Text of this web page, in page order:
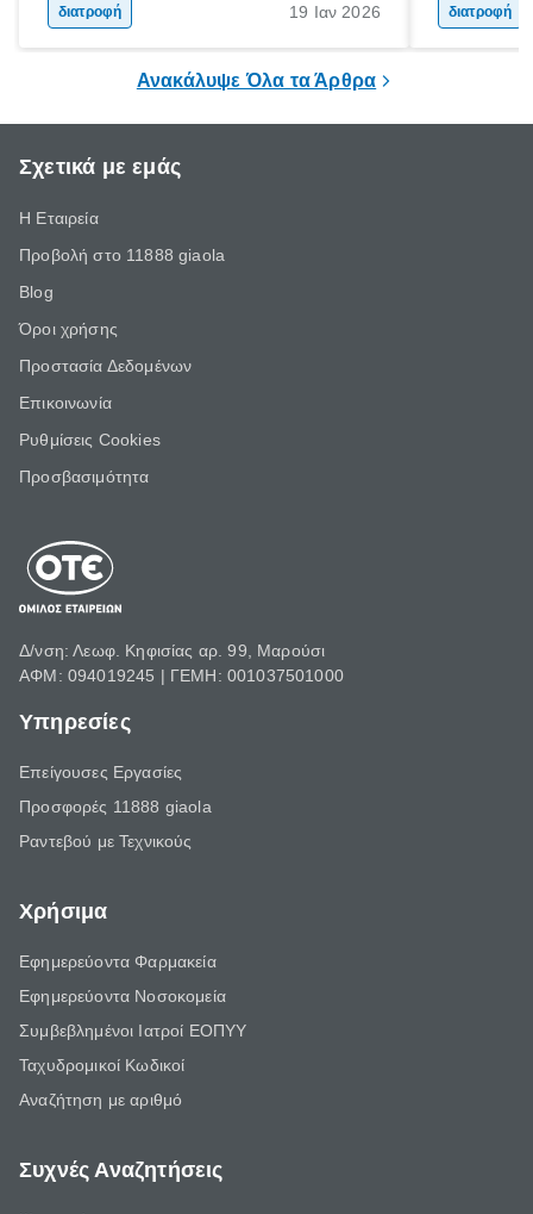
δημητριακά ολικής άλεσης, άφθονο νερό,
και ένας ημερήσιος περίπατος 20 λεπτών
διατροφή 19 Ιαν 2026
ακόμα
γιατί θα
διατροφή
Ανακάλυψε Όλα τα Άρθρα
Σχετικά με εμάς
Η Εταιρεία
Προβολή στο 11888 giaola
Blog
Όροι χρήσης
Προστασία Δεδομένων
Επικοινωνία
Ρυθμίσεις Cookies
Προσβασιμότητα
Δ/νση: Λεωφ. Κηφισίας αρ. 99, Μαρούσι
ΑΦΜ: 094019245 | ΓΕΜΗ: 001037501000
Υπηρεσίες
Επείγουσες Εργασίες
Προσφορές 11888 giaola
Ραντεβού με Τεχνικούς
Χρήσιμα
Εφημερεύοντα Φαρμακεία
Εφημερεύοντα Νοσοκομεία
Συμβεβλημένοι Ιατροί ΕΟΠΥΥ
Ταχυδρομικοί Κωδικοί
Αναζήτηση με αριθμό
Συχνές Αναζητήσεις